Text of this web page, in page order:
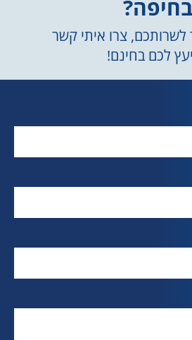
בחיפה?
צרו איתי קשר
לכם בחינם!